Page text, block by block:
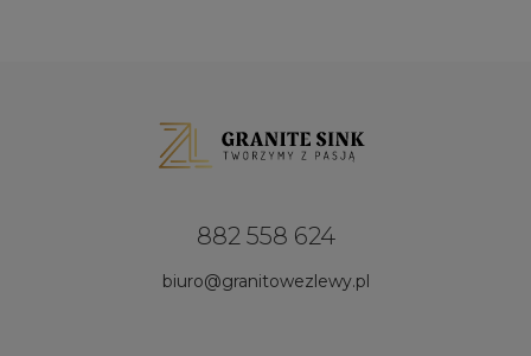
882 558 624
biuro@granitowezlewy.pl